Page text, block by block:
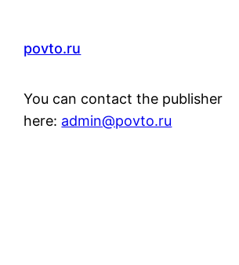
povto.ru
You can contact the publisher
here: admin@povto.ru